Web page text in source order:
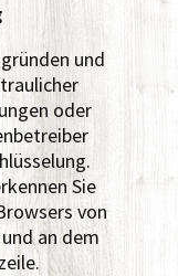
und
oder
Sie
von
an dem